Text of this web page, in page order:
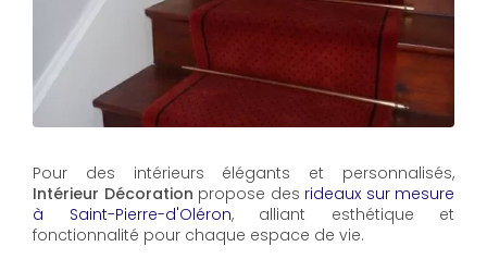
Pour des intérieurs élégants et personnalisés,
Intérieur Décoration propose des rideaux sur mesure
à Saint-Pierre-d'Oléron, alliant esthétique et
fonctionnalité pour chaque espace de vie.